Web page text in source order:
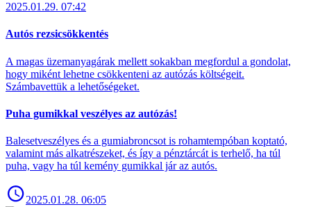
2025.01.29. 07:42
Autós rezsicsökkentés
A magas üzemanyagárak mellett sokakban megfordul a gondolat,
hogy miként lehetne csökkenteni az autózás költségeit.
Számbavettük a lehetőségeket.
Puha gumikkal veszélyes az autózás!
Balesetveszélyes és a gumiabroncsot is rohamtempóban koptató,
valamint más alkatrészeket, és így a pénztárcát is terhelő, ha túl
puha, vagy ha túl kemény gumikkal jár az autós.
2025.01.28. 06:05